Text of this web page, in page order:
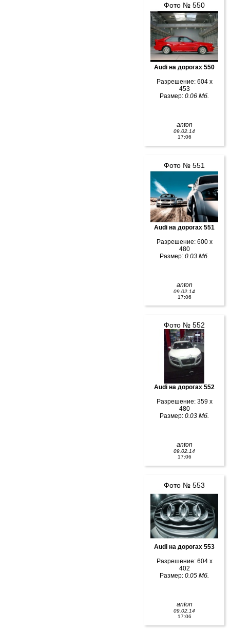
Фото № 550
Audi на дорогах 550
Разрешение: 604 x
453
Размер: 0.06 Мб.
anton
09.02.14
17:06
Фото № 551
Audi на дорогах 551
Разрешение: 600 x
480
Размер: 0.03 Мб.
anton
09.02.14
17:06
Фото № 552
Audi на дорогах 552
Разрешение: 359 x
480
Размер: 0.03 Мб.
anton
09.02.14
17:06
Фото № 553
Audi на дорогах 553
Разрешение: 604 x
402
Размер: 0.05 Мб.
anton
09.02.14
17:06